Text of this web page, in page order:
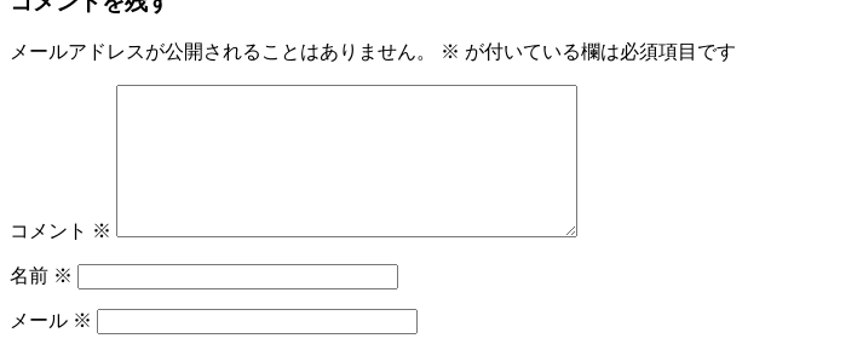
メールアドレスが公開されることはありません。 ※ が付いている欄は必須項目です
コメント ※
名前 ※
メール ※